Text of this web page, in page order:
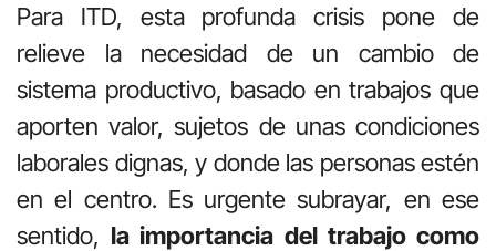
Para ITD, esta profunda crisis pone de
relieve la necesidad de un cambio de
sistema productivo, basado en trabajos que
aporten valor, sujetos de unas condiciones
laborales dignas, y donde las personas estén
en el centro. Es urgente subrayar, en ese
sentido, la importancia del trabajo como